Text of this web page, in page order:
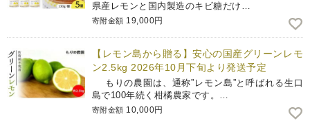
県産レモンと国内製造のキビ糖だけ…
寄附金額 19,000円
【レモン島から贈る】安心の国産グリーンレモ
ン2.5kg 2026年10月下旬より発送予定
もりの農園は、通称”レモン島”と呼ばれる生口
島で100年続く柑橘農家です。…
寄附金額 10,000円